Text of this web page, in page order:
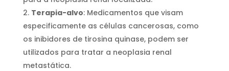
Terapia-alvo: Medicamentos que visam
especificamente as células cancerosas, como
os inibidores de tirosina quinase, podem ser
utilizados para tratar a neoplasia renal
metastática.